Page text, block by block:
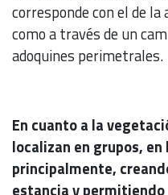
corresponde con el de la
como a través de un
adoquines perimetrales.
En cuanto a la
localizan en grupos,
principalmente,
estancia y